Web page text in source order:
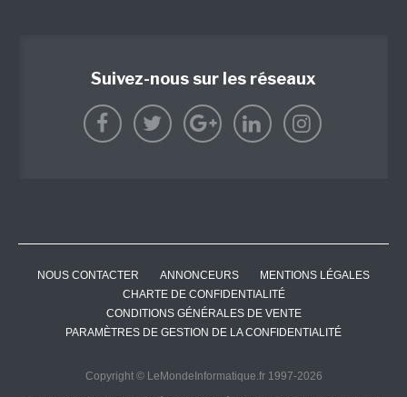
Suivez-nous sur les réseaux
NOUS CONTACTER ANNONCEURS
MENTIONS LÉGALES
CHARTE DE CONFIDENTIALITÉ
CONDITIONS GÉNÉRALES DE VENTE
PARAMÈTRES DE GESTION DE LA CONFIDENTIALITÉ
Copyright © LeMondeInformatique.fr 1997-2026